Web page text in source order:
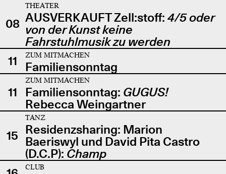
08
THEATER
AUSVERKAUFT Zell:stoff: 4/5 oder
von der Kunst keine
Fahrstuhlmusik zu werden
11
ZUM MITMACHEN
Familiensonntag
11
ZUM MITMACHEN
Familiensonntag: GUGUS!
Rebecca Weingartner
15
TANZ
Residenzsharing: Marion
Baeriswyl und David Pita Castro
(D.C.P): Champ
CLUB